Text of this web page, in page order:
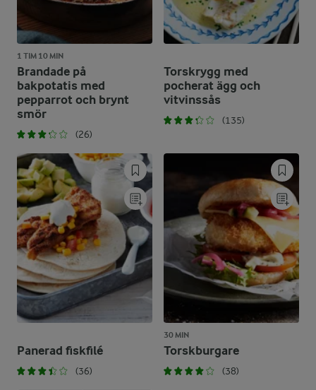
1 TIM 10 MIN
Brandade på
bakpotatis med
pepparrot och brynt
smör
(26)
Torskrygg med
pocherat ägg och
vitvinssås
(135)
Panerad fiskfilé
(36)
30 MIN
Torskburgare
(38)